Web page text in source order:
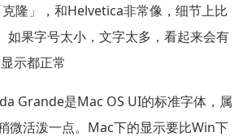
隆」，和Helvetica非常像，细节上比
如果字号太小，文字太多，看起来会有
示都正常
Grande是Mac OS UI的标准字体，属
微活泼一点。Mac下的显示要比Win下